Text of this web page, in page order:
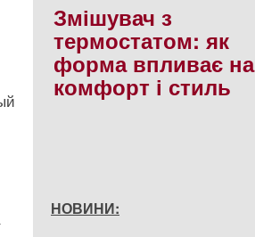
Змішувач з
термостатом: як
форма впливає на
комфорт і стиль
НОВИНИ: